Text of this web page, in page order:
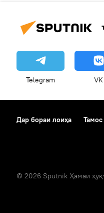
Telegram VK
Дар бораи лоиҳа Тамос
© 2026 Sputnik Ҳамаи